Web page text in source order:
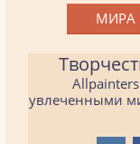
МИРА
увлеченными